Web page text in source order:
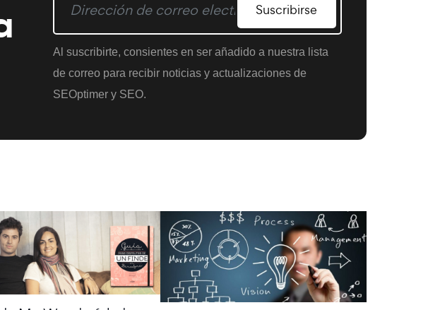
Suscribirse
Al suscribirte, consientes en ser añadido a nuestra lista
de correo para recibir noticias y actualizaciones de
SEOptimer y SEO.